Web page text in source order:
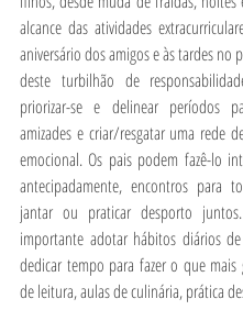
alcance das atividades
aniversário dos amigos e às tardes no
deste turbilhão de
priorizar-se e delinear períodos
amizades e criar/resgatar uma rede
emocional. Os pais podem fazê-lo
antecipadamente, encontros para
jantar ou praticar desporto
importante adotar hábitos diários
dedicar tempo para fazer o que mais
de leitura, aulas de culinária, prática